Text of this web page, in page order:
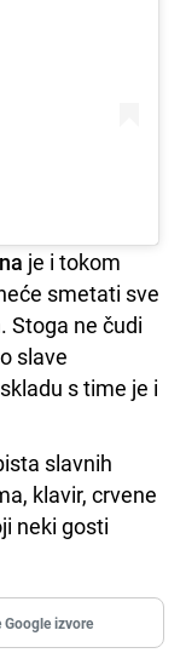
je i tokom
smetati sve
Stoga ne čudi
slave
s time je i
slavnih
klavir, crvene
neki gosti
izvore